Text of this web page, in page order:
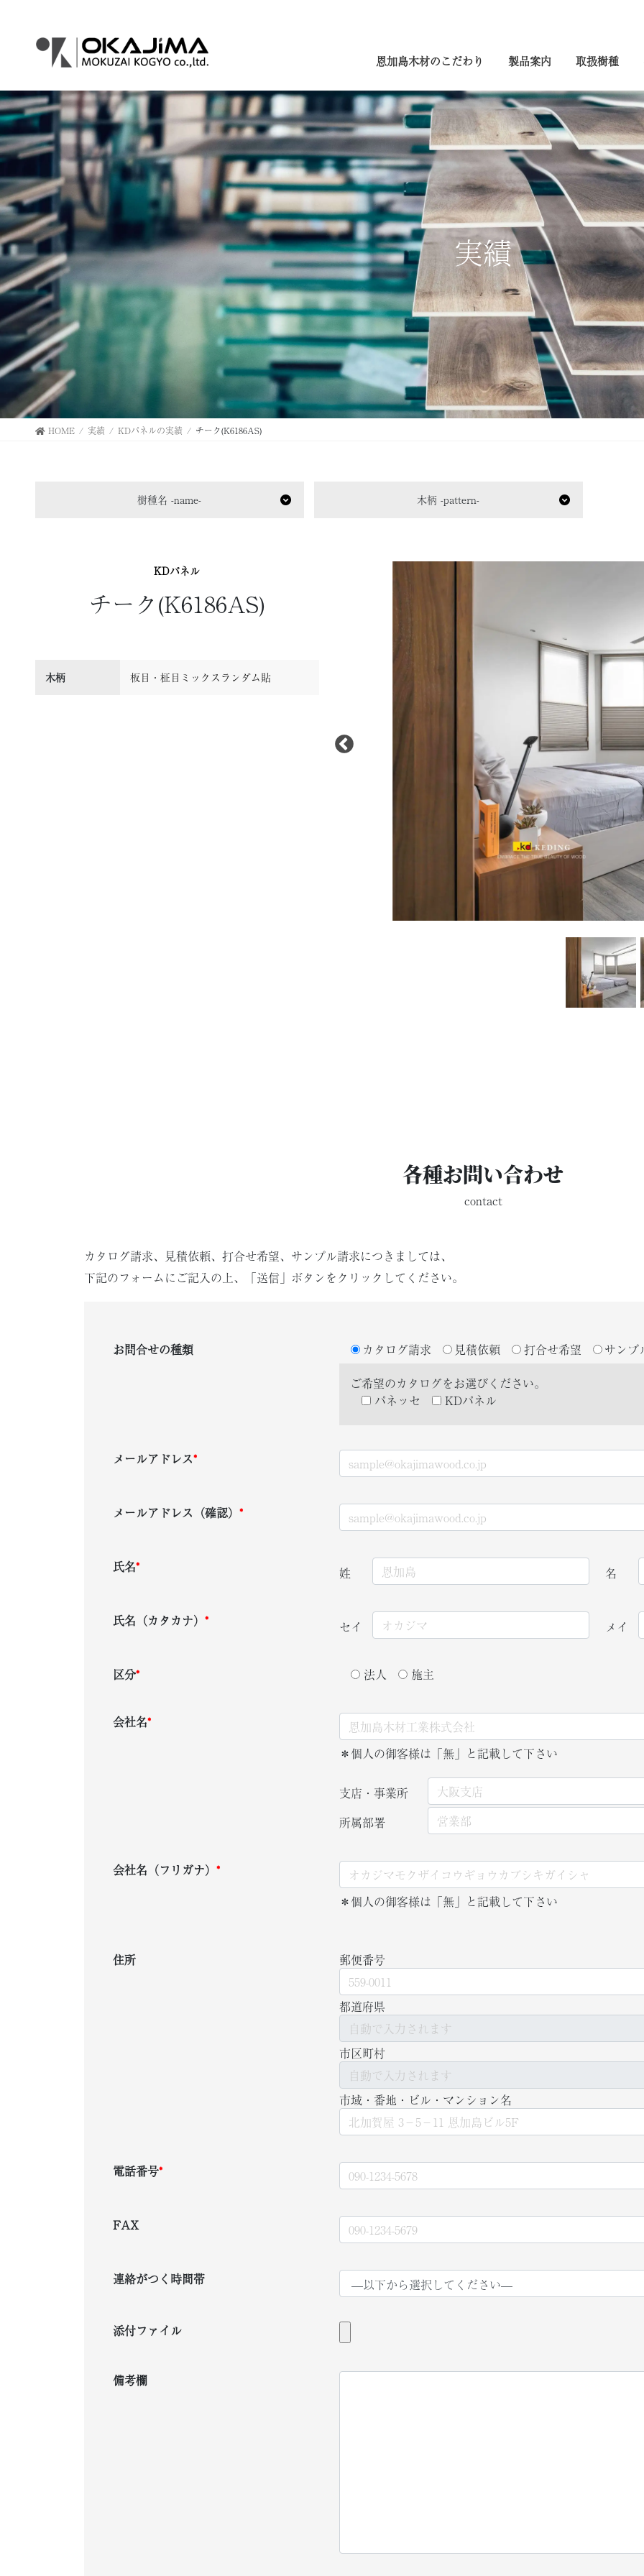
へ
ス
キ
ッ
プ
ョ
ン
に
移
動
恩加島木材のこだわり 製品案内 取扱樹種
実績
HOME 実績 KDパネルの実績 チーク(K6186AS)
樹種名 -name- 木柄 -pattern-
KDパネル
チーク(K6186AS)
木柄 板目・柾目ミックスランダム貼
各種お問い合わせ
contact
カタログ請求、見積依頼、打合せ希望、サンプル請求につきましては、
下記のフォームにご記入の上、「送信」ボタンをクリックしてください。
お問合せの種類 カタログ請求 見積依頼 打合せ希望
サンプ
ご希望のカタログをお選びください。
パネッセ
KDパネル
メールアドレス*
メールアドレス（確認） *
氏名* 姓 名
氏名（カタカナ） * セイ メイ
区分* 法人 施主
会社名*
＊個人の御客様は「無」と記載して下さい
支店・事業所
所属部署
会社名（フリガナ） *
＊個人の御客様は「無」と記載して下さい
住所 郵便番号
都道府県
市区町村
市域・番地・ビル・マンション名
電話番号*
FAX
連絡がつく時間帯
添付ファイル
備考欄